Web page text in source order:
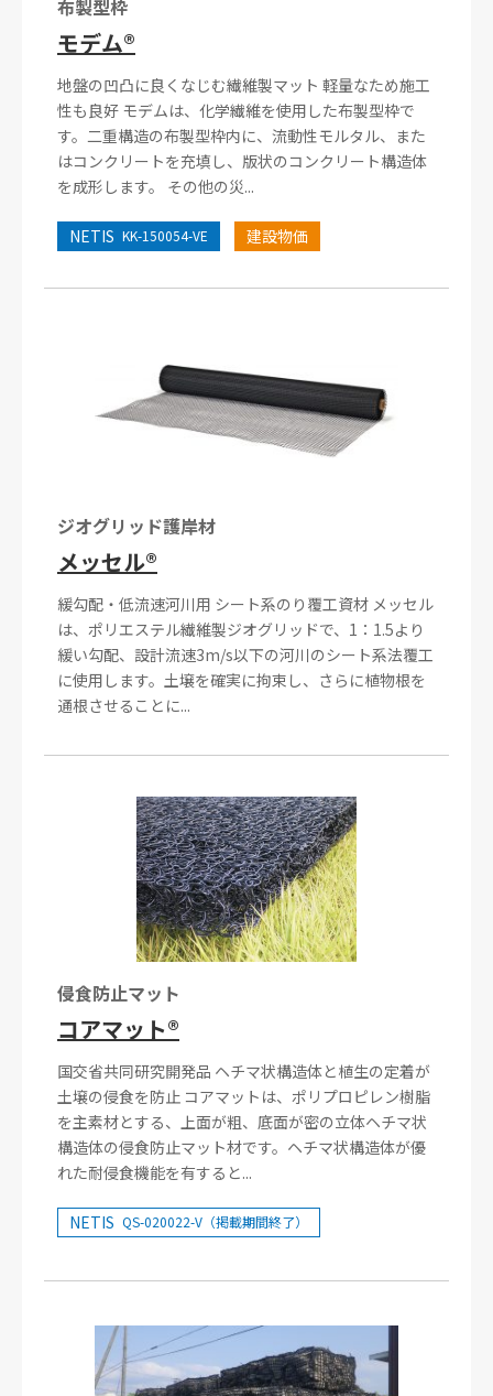
布製型枠
モデム®
地盤の凹凸に良くなじむ繊維製マット 軽量なため施工
性も良好 モデムは、化学繊維を使用した布製型枠で
す。二重構造の布製型枠内に、流動性モルタル、また
はコンクリートを充填し、版状のコンクリート構造体
を成形します。 その他の災...
NETIS KK-150054-VE 建設物価
ジオグリッド護岸材
メッセル®
緩勾配・低流速河川用 シート系のり覆工資材 メッセル
は、ポリエステル繊維製ジオグリッドで、1：1.5より
緩い勾配、設計流速3m/s以下の河川のシート系法覆工
に使用します。土壌を確実に拘束し、さらに植物根を
通根させることに...
侵食防止マット
コアマット®
国交省共同研究開発品 ヘチマ状構造体と植生の定着が
土壌の侵食を防止 コアマットは、ポリプロピレン樹脂
を主素材とする、上面が粗、底面が密の立体ヘチマ状
構造体の侵食防止マット材です。ヘチマ状構造体が優
れた耐侵食機能を有すると...
NETIS QS-020022-V（掲載期間終了）